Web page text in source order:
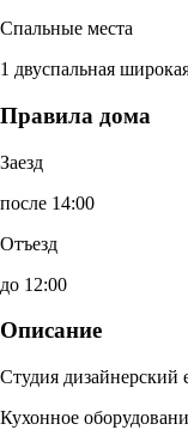
Спальные места
1 двуспальная
Правила дома
Заезд
после 14:00
Отъезд
до 12:00
Описание
Студия дизайнерский
Кухонное